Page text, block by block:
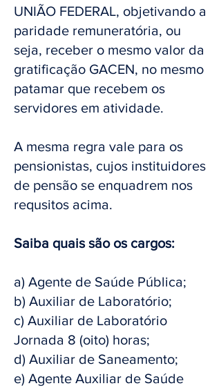
UNIÃO FEDERAL, objetivando a
paridade remuneratória, ou
seja, receber o mesmo valor da
gratificação GACEN, no mesmo
patamar que recebem os
servidores em atividade.
A mesma regra vale para os
pensionistas, cujos instituidores
de pensão se enquadrem nos
requsitos acima.
Saiba quais são os cargos:
a) Agente de Saúde Pública;
b) Auxiliar de Laboratório;
c) Auxiliar de Laboratório
Jornada 8 (oito) horas;
d) Auxiliar de Saneamento;
e) Agente Auxiliar de Saúde